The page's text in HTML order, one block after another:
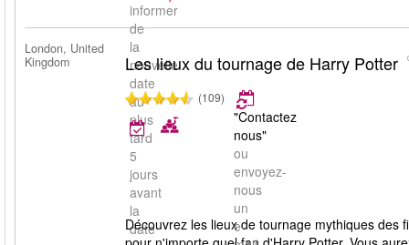
informer
de
la
nouvelle
date
au
plus
tard
5
jours
avant
la
date
London, United
Kingdom
Les lieux du tournage de Harry Potter
(109)
"Contactez
nous"
ou
envoyez-
nous
un
e-
Découvrez les lieux de tournage mythiques